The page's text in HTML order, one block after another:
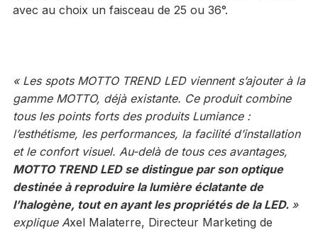
avec au choix un faisceau de 25 ou 36°.
« Les spots MOTTO TREND LED viennent s’ajouter à la
gamme MOTTO, déjà existante. Ce produit combine
tous les points forts des produits Lumiance :
l’esthétisme, les performances, la facilité d’installation
et le confort visuel. Au-delà de tous ces avantages,
MOTTO TREND LED se distingue par son optique
destinée à reproduire la lumière éclatante de
l’halogène, tout en ayant les propriétés de la LED. »
explique Axel Malaterre, Directeur Marketing de